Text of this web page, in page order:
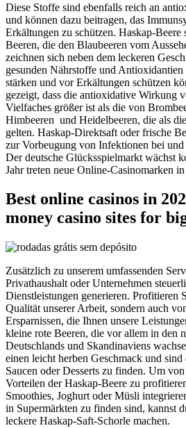
Diese Stoffe sind ebenfalls reich an
und können dazu beitragen, das
Erkältungen zu schützen. Haskap-
Beeren, die den Blaubeeren vom
zeichnen sich neben dem leckeren
gesunden Nährstoffe und Antioxidantien
stärken und vor Erkältungen schützen
gezeigt, dass die antioxidative Wirkung
Vielfaches größer ist als die von
Himbeeren und Heidelbeeren, die als
gelten. Haskap-Direktsaft oder frische
zur Vorbeugung von Infektionen bei
Der deutsche Glücksspielmarkt wächst
Jahr treten neue Online-Casinomarken
Best online casinos in
money casino sites for
Zusätzlich zu unserem umfassenden
Privathaushalt oder Unternehmen
Dienstleistungen generieren. Profitieren
Qualität unserer Arbeit, sondern auch
Ersparnissen, die Ihnen unsere
kleine rote Beeren, die vor allem in den
Deutschlands und Skandinaviens
einen leicht herben Geschmack und
Saucen oder Desserts zu finden. Um
Vorteilen der Haskap-Beere zu
Smoothies, Joghurt oder Müsli
in Supermärkten zu finden sind, kannst
leckere Haskap-Saft-Schorle machen.